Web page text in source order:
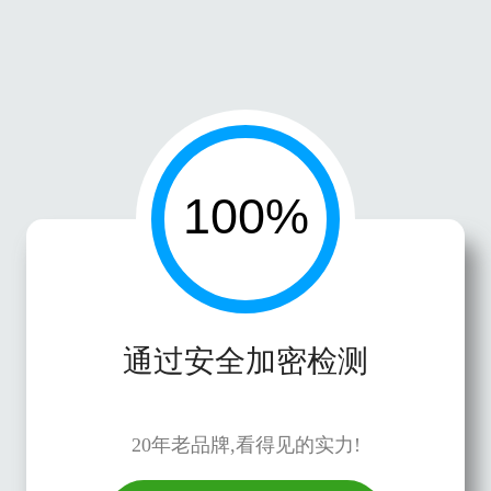
通过安全加密检测
20年老品牌,看得见的实力!